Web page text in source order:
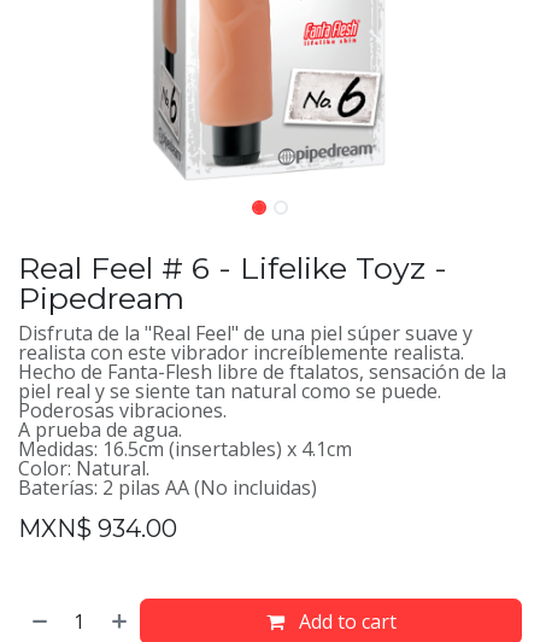
Real Feel # 6 - Lifelike Toyz -
Pipedream
Disfruta de la "Real Feel" de una piel súper suave y
realista con este vibrador increíblemente realista.
Hecho de Fanta-Flesh libre de ftalatos, sensación de la
piel real y se siente tan natural como se puede.
Poderosas vibraciones.
A prueba de agua.
Medidas: 16.5cm (insertables) x 4.1cm
Color: Natural.
Baterías: 2 pilas AA (No incluidas)
MXN$ 934.00
Add to cart